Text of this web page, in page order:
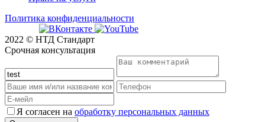
Политика конфиденциальности
2022 © НТД Стандарт
Срочная консультация
Я согласен на обработку персональных данных